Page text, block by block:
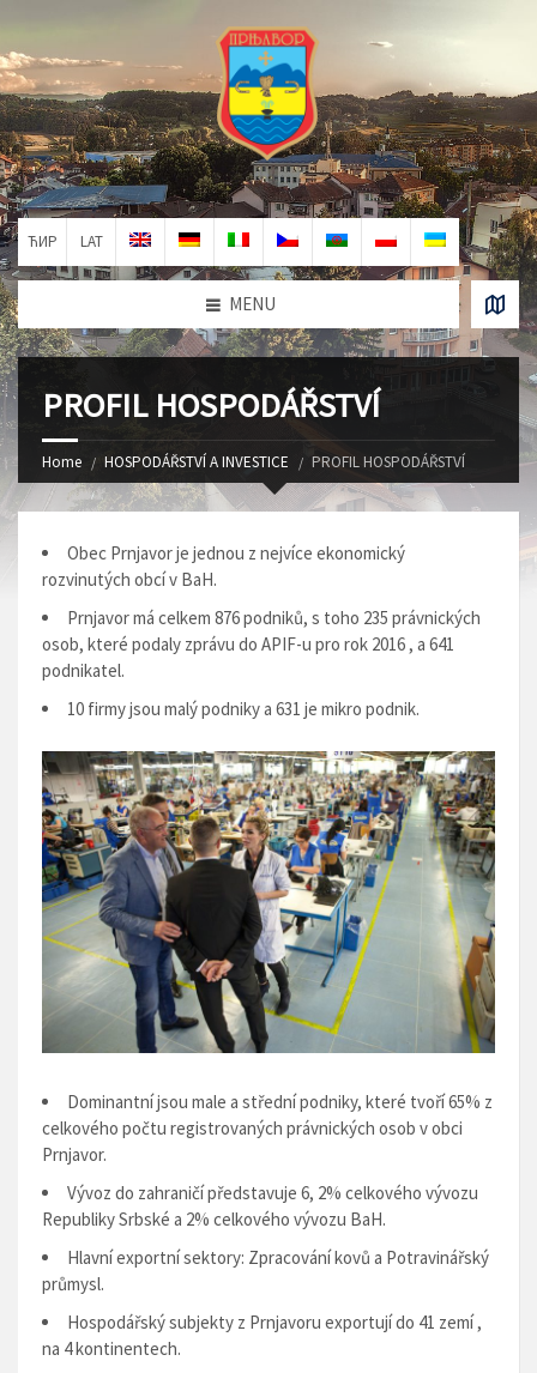
ЋИР LAT
MENU
PROFIL HOSPODÁŘSTVÍ
Home HOSPODÁŘSTVÍ A INVESTICE PROFIL HOSPODÁŘSTVÍ
Obec Prnjavor je jednou z nejvíce ekonomický
rozvinutých obcí v BaH.
Prnjavor má celkem 876 podniků, s toho 235 právnických
osob, které podaly zprávu do APIF-u pro rok 2016 , a 641
podnikatel.
10 firmy jsou malý podniky a 631 je mikro podnik.
Dominantní jsou male a střední podniky, které tvoří 65% z
celkového počtu registrovaných právnických osob v obci
Prnjavor.
Vývoz do zahraničí představuje 6, 2% celkového vývozu
Republiky Srbské a 2% celkového vývozu BaH.
Hlavní exportní sektory: Zpracování kovů a Potravinářský
průmysl.
Hospodářský subjekty z Prnjavoru exportují do 41 zemí ,
na 4 kontinentech.